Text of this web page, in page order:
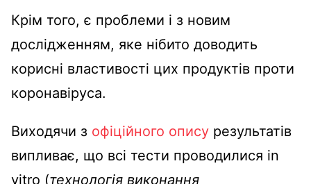
Крім того, є проблеми і з новим
дослідженням, яке нібито доводить
корисні властивості цих продуктів проти
коронавіруса.
Виходячи з офіційного опису результатів
випливає, що всі тести проводилися in
vitro (технологія виконання